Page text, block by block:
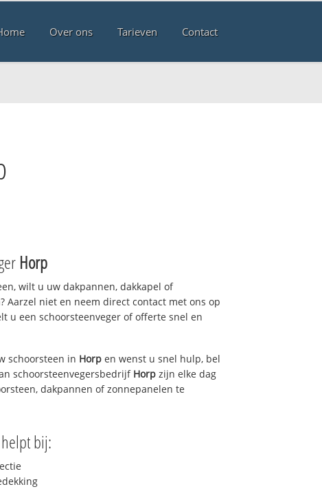
Over ons Tarieven Contact
Horp
wilt u uw dakpannen, dakkapel of
Aarzel niet en neem direct contact met ons op
u een schoorsteenveger of offerte snel en
schoorsteen in Horp en wenst u snel hulp, bel
schoorsteenvegersbedrijf Horp zijn elke dag
dakpannen of zonnepanelen te
helpt bij: